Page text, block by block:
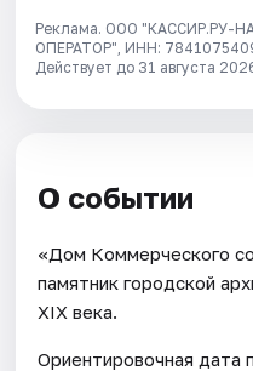
Реклама. ООО
ОПЕРАТОР", ИНН:
Действует до 31 августа
О событии
«Дом Коммерческого
памятник городской
XIX века.
Ориентировочная дата